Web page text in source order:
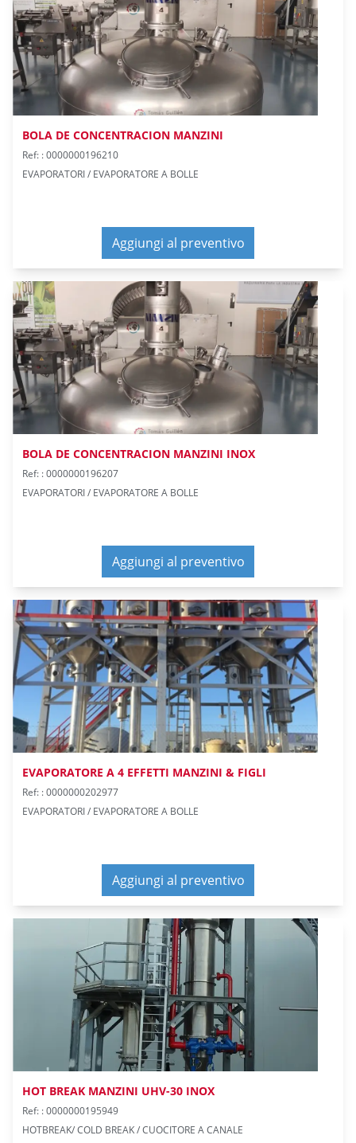
BOLA DE CONCENTRACION MANZINI
Ref: : 0000000196210
EVAPORATORI / EVAPORATORE A BOLLE
Aggiungi al preventivo
BOLA DE CONCENTRACION MANZINI INOX
Ref: : 0000000196207
EVAPORATORI / EVAPORATORE A BOLLE
Aggiungi al preventivo
EVAPORATORE A 4 EFFETTI MANZINI & FIGLI
Ref: : 0000000202977
EVAPORATORI / EVAPORATORE A BOLLE
Aggiungi al preventivo
HOT BREAK MANZINI UHV-30 INOX
Ref: : 0000000195949
HOTBREAK/ COLD BREAK / CUOCITORE A CANALE